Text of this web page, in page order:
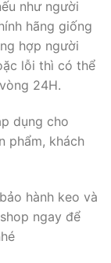
như người
hãng giống
hợp người
lỗi thì có thể
24H.
dụng cho
phẩm, khách
hành keo và
ngay để